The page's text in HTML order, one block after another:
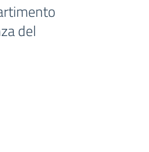
del